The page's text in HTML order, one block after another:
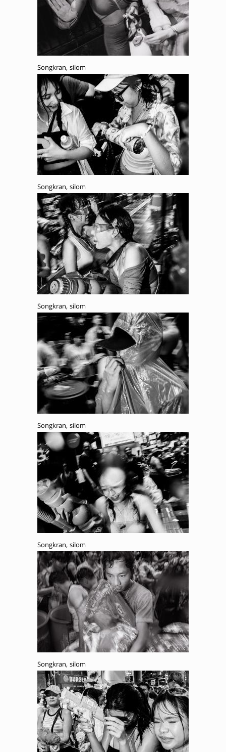
Songkran, silom
Songkran, silom
Songkran, silom
Songkran, silom
Songkran, silom
Songkran, silom